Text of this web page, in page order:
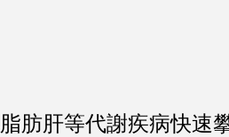
肪肝等代謝疾病快速